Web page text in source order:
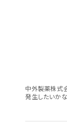
中外製薬株式
発生したいか